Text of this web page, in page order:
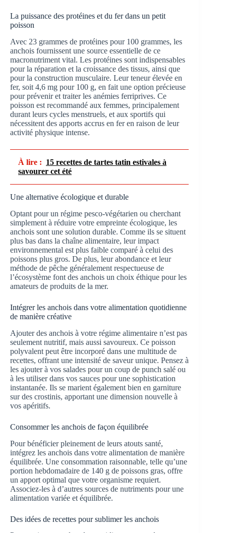
La puissance des protéines et du fer dans un petit
poisson
Avec 23 grammes de protéines pour 100 grammes, les
anchois fournissent une source essentielle de ce
macronutriment vital. Les protéines sont indispensables
pour la réparation et la croissance des tissus, ainsi que
pour la construction musculaire. Leur teneur élevée en
fer, soit 4,6 mg pour 100 g, en fait une option précieuse
pour prévenir et traiter les anémies ferriprives. Ce
poisson est recommandé aux femmes, principalement
durant leurs cycles menstruels, et aux sportifs qui
nécessitent des apports accrus en fer en raison de leur
activité physique intense.
À lire : 15 recettes de tartes tatin estivales à
savourer cet été
Une alternative écologique et durable
Optant pour un régime pesco-végétarien ou cherchant
simplement à réduire votre empreinte écologique, les
anchois sont une solution durable. Comme ils se situent
plus bas dans la chaîne alimentaire, leur impact
environnemental est plus faible comparé à celui des
poissons plus gros. De plus, leur abondance et leur
méthode de pêche généralement respectueuse de
l’écosystème font des anchois un choix éthique pour les
amateurs de produits de la mer.
Intégrer les anchois dans votre alimentation quotidienne
de manière créative
Ajouter des anchois à votre régime alimentaire n’est pas
seulement nutritif, mais aussi savoureux. Ce poisson
polyvalent peut être incorporé dans une multitude de
recettes, offrant une intensité de saveur unique. Pensez à
les ajouter à vos salades pour un coup de punch salé ou
à les utiliser dans vos sauces pour une sophistication
instantanée. Ils se marient également bien en garniture
sur des crostinis, apportant une dimension nouvelle à
vos apéritifs.
Consommer les anchois de façon équilibrée
Pour bénéficier pleinement de leurs atouts santé,
intégrez les anchois dans votre alimentation de manière
équilibrée. Une consommation raisonnable, telle qu’une
portion hebdomadaire de 140 g de poissons gras, offre
un apport optimal que votre organisme requiert.
Associez-les à d’autres sources de nutriments pour une
alimentation variée et équilibrée.
Des idées de recettes pour sublimer les anchois